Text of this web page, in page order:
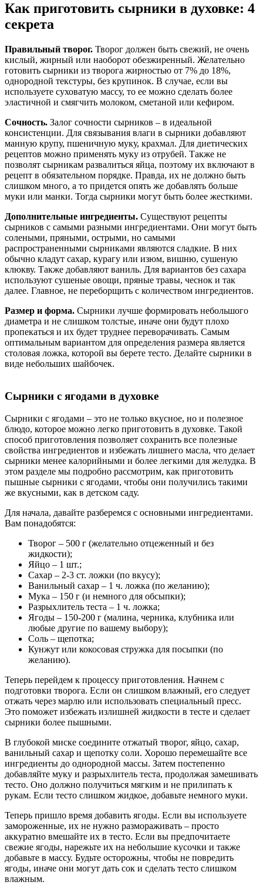
Как приготовить сырники в духовке: 4
секрета
Правильный творог. Творог должен быть свежий, не очень
кислый, жирный или наоборот обезжиренный. Желательно
готовить сырники из творога жирностью от 7% до 18%,
однородной текстуры, без крупинок. В случае, если вы
используете суховатую массу, то ее можно сделать более
эластичной и смягчить молоком, сметаной или кефиром.
Сочность. Залог сочности сырников – в идеальной
консистенции. Для связывания влаги в сырники добавляют
манную крупу, пшеничную муку, крахмал. Для диетических
рецептов можно применять муку из отрубей. Также не
позволят сырникам развалиться яйца, поэтому их включают в
рецепт в обязательном порядке. Правда, их не должно быть
слишком много, а то придется опять же добавлять больше
муки или манки. Тогда сырники могут быть более жесткими.
Дополнительные ингредиенты. Существуют рецепты
сырников с самыми разными ингредиентами. Они могут быть
солеными, пряными, острыми, но самыми
распространенными сырниками являются сладкие. В них
обычно кладут сахар, курагу или изюм, вишню, сушеную
клюкву. Также добавляют ваниль. Для вариантов без сахара
используют сушеные овощи, пряные травы, чеснок и так
далее. Главное, не переборщить с количеством ингредиентов.
Размер и форма. Сырники лучше формировать небольшого
диаметра и не слишком толстые, иначе они будут плохо
пропекаться и их будет труднее переворачивать. Самым
оптимальным вариантом для определения размера является
столовая ложка, которой вы берете тесто. Делайте сырники в
виде небольших шайбочек.
Сырники с ягодами в духовке
Сырники с ягодами – это не только вкусное, но и полезное
блюдо, которое можно легко приготовить в духовке. Такой
способ приготовления позволяет сохранить все полезные
свойства ингредиентов и избежать лишнего масла, что делает
сырники менее калорийными и более легкими для желудка. В
этом разделе мы подробно рассмотрим, как приготовить
пышные сырники с ягодами, чтобы они получились такими
же вкусными, как в детском саду.
Для начала, давайте разберемся с основными ингредиентами.
Вам понадобятся:
Творог – 500 г (желательно отцеженный и без
жидкости);
Яйцо – 1 шт.;
Сахар – 2-3 ст. ложки (по вкусу);
Ванильный сахар – 1 ч. ложка (по желанию);
Мука – 150 г (и немного для обсыпки);
Разрыхлитель теста – 1 ч. ложка;
Ягоды – 150-200 г (малина, черника, клубника или
любые другие по вашему выбору);
Соль – щепотка;
Кунжут или кокосовая стружка для посыпки (по
желанию).
Теперь перейдем к процессу приготовления. Начнем с
подготовки творога. Если он слишком влажный, его следует
отжать через марлю или использовать специальный пресс.
Это поможет избежать излишней жидкости в тесте и сделает
сырники более пышными.
В глубокой миске соедините отжатый творог, яйцо, сахар,
ванильный сахар и щепотку соли. Хорошо перемешайте все
ингредиенты до однородной массы. Затем постепенно
добавляйте муку и разрыхлитель теста, продолжая замешивать
тесто. Оно должно получиться мягким и не прилипать к
рукам. Если тесто слишком жидкое, добавьте немного муки.
Теперь пришло время добавить ягоды. Если вы используете
замороженные, их не нужно размораживать – просто
аккуратно вмешайте их в тесто. Если вы предпочитаете
свежие ягоды, нарежьте их на небольшие кусочки и также
добавьте в массу. Будьте осторожны, чтобы не повредить
ягоды, иначе они могут дать сок и сделать тесто слишком
влажным.